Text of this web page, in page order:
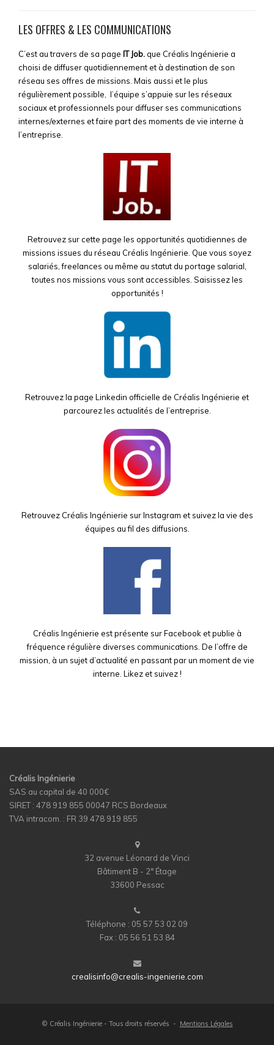
LES OFFRES & LES COMMUNICATIONS
C’est au travers de sa page IT Job.que Créalis Ingénierie a
choisi de diffuser quotidiennement et à destination de son
réseau ses offres de missions. Mais aussi et le plus
régulièrement possible, l’équipe s’appuie sur les réseaux
sociaux et professionnels pour diffuser ses communications
internes/externes et faire part des moments de vie interne à
l’entreprise.
Retrouvez sur cette page les opportunités quotidiennes de
missions issues du réseau Créalis Ingénierie. Que vous soyez
salariés, freelances ou même au statut du portage salarial,
toutes nos missions vous sont accessibles . Saisissez les
opportunités !
Retrouvez la page Linkedin officielle de Créalis Ingénierie et
parcourez les actualités de l’entreprise.
Retrouvez Créalis Ingénierie sur Instagram et suivez la vie des
équipes au fil des diffusions.
Créalis Ingénierie est présente sur Facebook et publie à
fréquence régulière diverses communications. De l’offre de
mission, à un sujet d’actualité en passant par un moment de vie
interne. Likez et suivez !
Créalis Ingénierie
SAS au capital de 40 000€
SIRET : 478 919 855 00047 RCS Bordeaux
TVA intracom. : FR 39 478 919 855
32 avenue Léonard de Vinci
Bâtiment B - 2° Étage
33600 Pessac
Téléphone : 05 57 53 02 09
Fax : 05 56 51 53 84
crealisinfo@crealis-ingenierie.com
© Créalis Ingénierie - Tous droits réservés - Mentions Légales